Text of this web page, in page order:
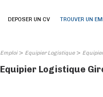
DEPOSER UN CV TROUVER UN
Emploi> Equipier Logistique>
Equipier Logistique